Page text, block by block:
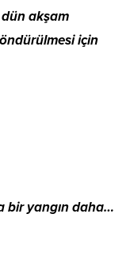
akşam
için
bir yangın daha…